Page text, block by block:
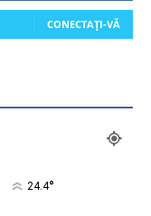
CONECTAȚI-VĂ
24.4°